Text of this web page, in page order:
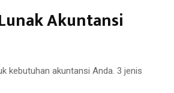
Akuntansi
kebutuhan akuntansi Anda. 3 jenis